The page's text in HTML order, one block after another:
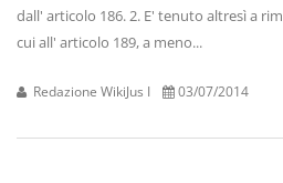
dall' articolo 186. 2. E' tenuto altresì a
cui all' articolo 189, a meno...
Redazione WikiJus I 03/07/2014